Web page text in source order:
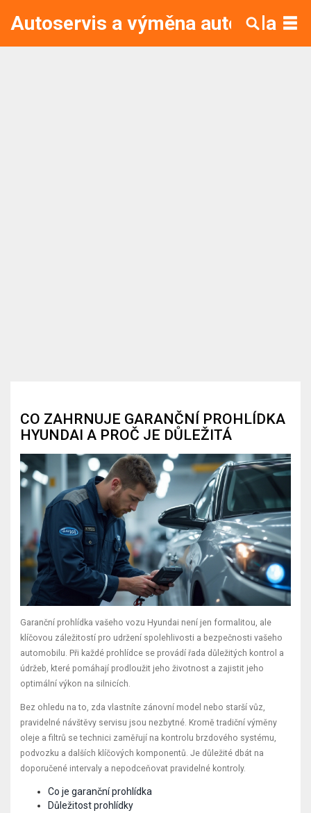
Autoservis a výměna autoskla
CO ZAHRNUJE GARANČNÍ PROHLÍDKA
HYUNDAI A PROČ JE DŮLEŽITÁ
Garanční prohlídka vašeho vozu Hyundai není jen formalitou, ale
klíčovou záležitostí pro udržení spolehlivosti a bezpečnosti vašeho
automobilu. Při každé prohlídce se provádí řada důležitých kontrol a
údržeb, které pomáhají prodloužit jeho životnost a zajistit jeho
optimální výkon na silnicích.
Bez ohledu na to, zda vlastníte zánovní model nebo starší vůz,
pravidelné návštěvy servisu jsou nezbytné. Kromě tradiční výměny
oleje a filtrů se technici zaměřují na kontrolu brzdového systému,
podvozku a dalších klíčových komponentů. Je důležité dbát na
doporučené intervaly a nepodceňovat pravidelné kontroly.
Co je garanční prohlídka
Důležitost prohlídky